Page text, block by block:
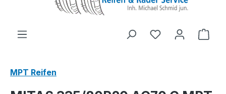
MPT Reifen